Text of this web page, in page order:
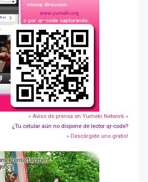
» Aviso de prensa en Yumeki Network »
¿Tu celular aún no dispone de lector qr-code?
» Descárgate uno gratis!